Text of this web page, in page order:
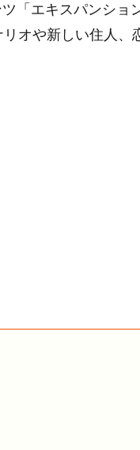
「エキスパンショ
オや新しい住人、